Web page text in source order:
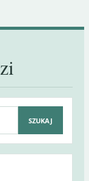
SZUKAJ